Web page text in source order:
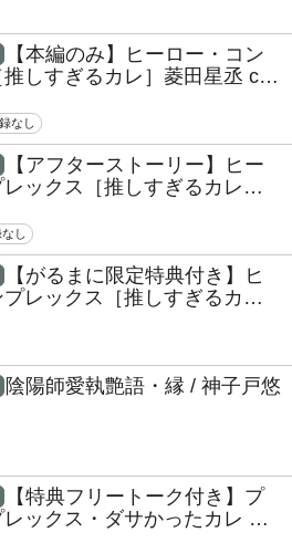
【本編のみ】ヒーロー・コン
しすぎるカレ］菱田星丞 cv
なし
【アフターストーリー】ヒー
ックス［推しすぎるカレ］
大
し
【がるまに限定特典付き】ヒ
レックス［推しすぎるカ
cv久喜大 / 本編+アフタースト
陰陽師愛執艶語・縁 / 神子戸悠
【特典フリートーク付き】プ
レックス・ダサかったカレ 辰